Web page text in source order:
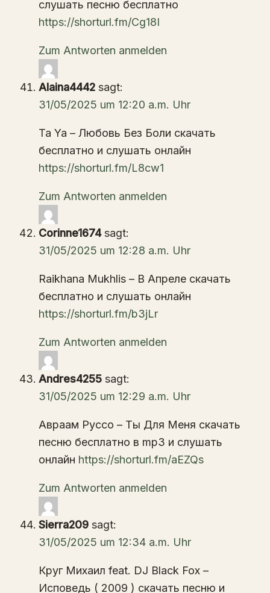
слушать песню бесплатно
https://shorturl.fm/Cg18I
Zum Antworten anmelden
Alaina4442 sagt:
31/05/2025 um 12:20 a.m. Uhr
Ta Ya – Любовь Без Боли скачать
бесплатно и слушать онлайн
https://shorturl.fm/L8cw1
Zum Antworten anmelden
Corinne1674 sagt:
31/05/2025 um 12:28 a.m. Uhr
Raikhana Mukhlis – В Апреле скачать
бесплатно и слушать онлайн
https://shorturl.fm/b3jLr
Zum Antworten anmelden
Andres4255 sagt:
31/05/2025 um 12:29 a.m. Uhr
Авраам Руссо – Ты Для Меня скачать
песню бесплатно в mp3 и слушать
онлайн https://shorturl.fm/aEZQs
Zum Antworten anmelden
Sierra209 sagt:
31/05/2025 um 12:34 a.m. Uhr
Круг Михаил feat. DJ Black Fox –
Исповедь ( 2009 ) скачать песню и